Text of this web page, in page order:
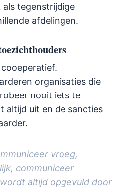
als tegenstrijdige
afdelingen.
organisaties die
nooit iets te
altijd uit en de sancties
vroeg,
communiceer
altijd opgevuld door